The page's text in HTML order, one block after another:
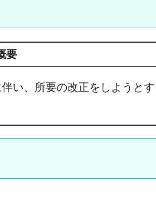
要
い、所要の改正をしようと